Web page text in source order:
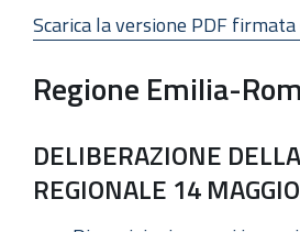
Scarica la versione PDF firmata
Regione Emilia-
DELIBERAZIONE
REGIONALE 14